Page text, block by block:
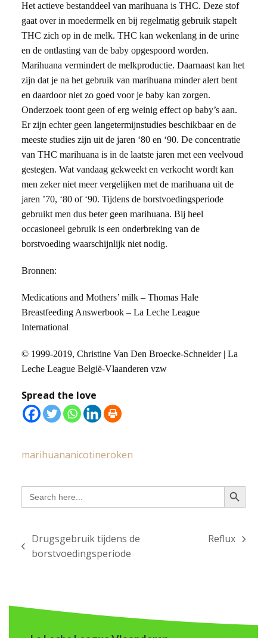
Het actieve bestanddeel van marihuana is THC. Deze stof
gaat over in moedermelk en bij regelmatig gebruik stapelt
THC zich op in de melk. THC kan wekenlang in de urine
en de ontlasting van de baby opgespoord worden.
Marihuana vermindert de melkproductie. Daarnaast kan het
zijn dat je na het gebruik van marihuana minder alert bent
en daardoor niet zo goed voor je baby kan zorgen.
Onderzoek toont geen of erg weinig effect op baby’s aan.
Er zijn echter geen langetermijnstudies beschikbaar en de
meeste studies zijn uit de jaren ‘80 en ‘90. De concentratie
van THC marihuana is in de laatste jaren met een veelvoud
gestegen. Wat vandaag gekweekt en verkocht wordt kan
men zeker niet meer vergelijken met de marihuana uit de
jaren ’70, ‘80 of ‘90. Tijdens de borstvoedingsperiode
gebruikt men dus beter geen marihuana. Bij heel
occasioneel gebruik is een onderbreking van de
borstvoeding waarschijnlijk niet nodig.
Bronnen:
Medications and Mothers’ milk – Thomas Hale
Breastfeeding Answerbook – La Leche League
International
© 1999-2019, Christine Van Den Broecke-Schneider | La
Leche League België-Vlaanderen vzw
Spread the love
marihuananicotineroken
Search
for:
Search Button
previous
Drugsgebruik tijdens de
borstvoedingsperiode
next
Reflux